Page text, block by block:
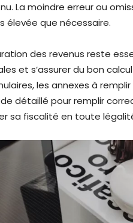
La moindre erreur ou
élevée que nécessaire.
des revenus reste
et s’assurer du bon
les annexes à remplir
détaillé pour remplir
sa fiscalité en toute